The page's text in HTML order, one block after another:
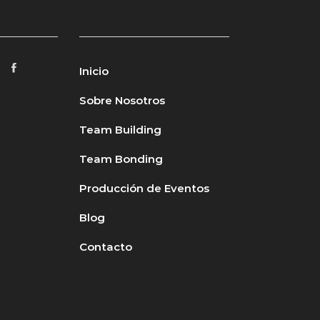
Inicio
Sobre Nosotros
Team Building
Team Bonding
Producción de Eventos
Blog
Contacto